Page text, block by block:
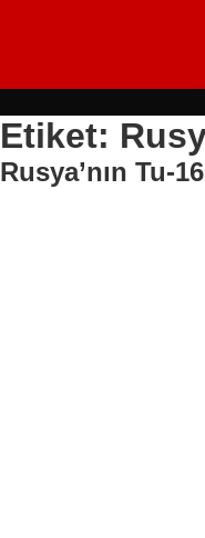
Etiket:
Rusya’nın Tu-